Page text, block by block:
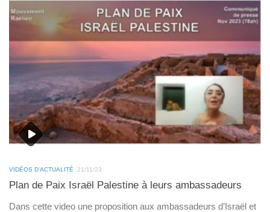
VIDÉOS D'ACTUALITÉ 21/11/23
Plan de Paix Israël Palestine à leurs ambassadeurs
Dans cette video une proposition aux ambassadeurs d’Israël et